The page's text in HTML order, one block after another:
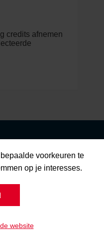
credits afnemen
voorkeuren te
op je interesses.
website